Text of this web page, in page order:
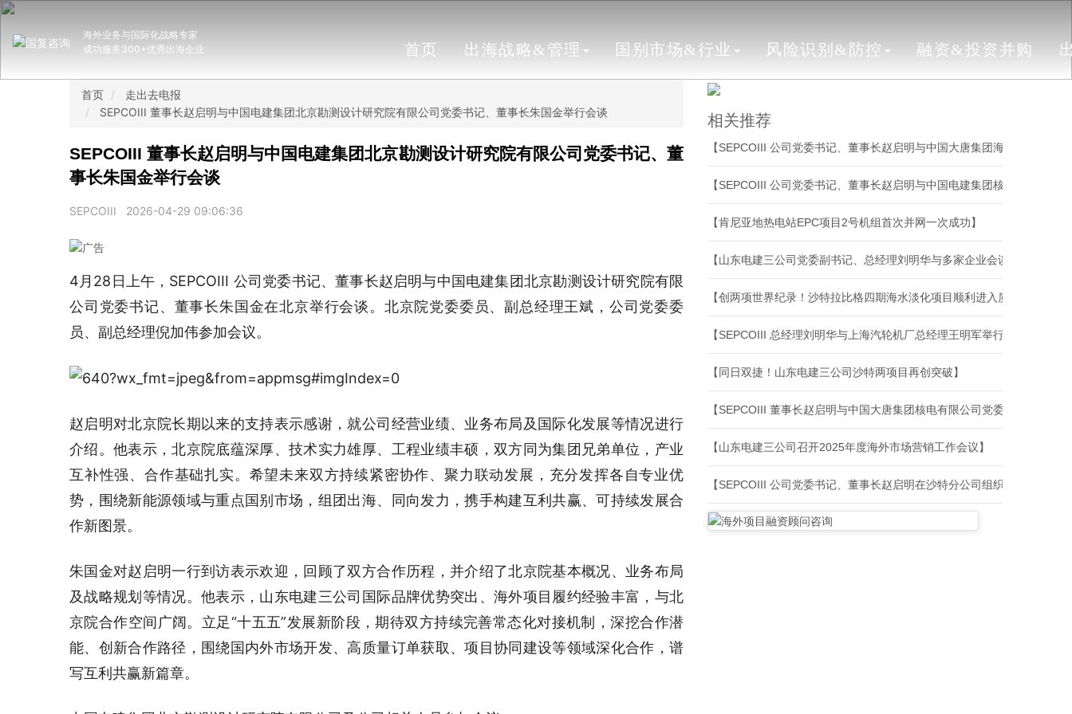
海外业务与国际化战略专家
成功服务300+优秀出海企业
首页 出海战略&管理 国别市场&行业 风险识别&防控 融资&投资并购
首页
走出去电报
SEPCOIII 董事长赵启明与中国电建集团北京勘测设计研究院有限公司党委书记、董事长朱国金举行会谈
SEPCOIII 董事长赵启明与中国电建集团北京勘测设计研究院有限公司党委书记、董
事长朱国金举行会谈
SEPCOIII 2026-04-29 09:06:36
4月28日上午，SEPCOIII 公司党委书记、董事长赵启明与中国电建集团北京勘测设计研究院有限
公司党委书记、董事长朱国金在北京举行会谈。北京院党委委员、副总经理王斌，公司党委委
员、副总经理倪加伟参加会议。
赵启明对北京院长期以来的支持表示感谢，就公司经营业绩、业务布局及国际化发展等情况进行
介绍。他表示，北京院底蕴深厚、技术实力雄厚、工程业绩丰硕，双方同为集团兄弟单位，产业
互补性强、合作基础扎实。希望未来双方持续紧密协作、聚力联动发展，充分发挥各自专业优
势，围绕新能源领域与重点国别市场，组团出海、同向发力，携手构建互利共赢、可持续发展合
作新图景。
朱国金对赵启明一行到访表示欢迎，回顾了双方合作历程，并介绍了北京院基本概况、业务布局
及战略规划等情况。他表示，山东电建三公司国际品牌优势突出、海外项目履约经验丰富，与北
京院合作空间广阔。立足“十五五”发展新阶段，期待双方持续完善常态化对接机制，深挖合作潜
能、创新合作路径，围绕国内外市场开发、高质量订单获取、项目协同建设等领域深化合作，谱
写互利共赢新篇章。
相关推荐
【肯尼亚地热电站EPC项目2号机组首次并网一次成功】
【山东电建三公司党委副书记、总经理刘明华与多家企业会谈】
【创两项世界纪录！沙特拉比格四期海水淡化项目顺利进入质保阶段】
【SEPCOIII 总经理刘明华与上海汽轮机厂总经理王明军举行会谈】
【同日双捷！山东电建三公司沙特两项目再创突破】
【山东电建三公司召开2025年度海外市场营销工作会议】